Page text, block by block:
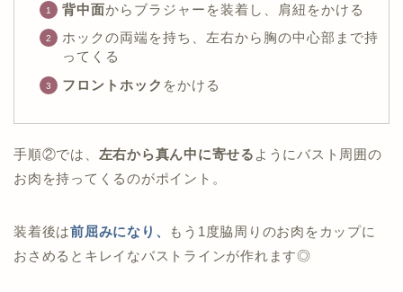
背中面からブラジャーを装着し、肩紐をかける
ホックの両端を持ち、左右から胸の中心部まで持
ってくる
フロントホック をかける
手順②では、 左右から真ん中に寄せる ようにバスト周囲の
お肉を持ってくるのがポイント。
装着後は前屈みになり、
もう1度脇周りのお肉をカップに
おさめるとキレイなバストラインが作れます◎